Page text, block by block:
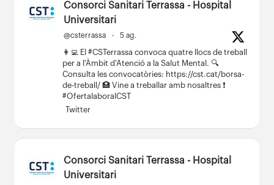
Consorci Sanitari Terrassa - Hospital
Universitari
@csterrassa · 5 ag.
👩‍💻 El #CSTerrassa convoca quatre llocs de treball
per a l'Àmbit d'Atenció a la Salut Mental. 🔍
Consulta les convocatòries: https://cst.cat/borsa-
de-treball/ 🏥 Vine a treballar amb nosaltres ❗
#OfertalaboralCST
Twitter
Consorci Sanitari Terrassa - Hospital
Universitari